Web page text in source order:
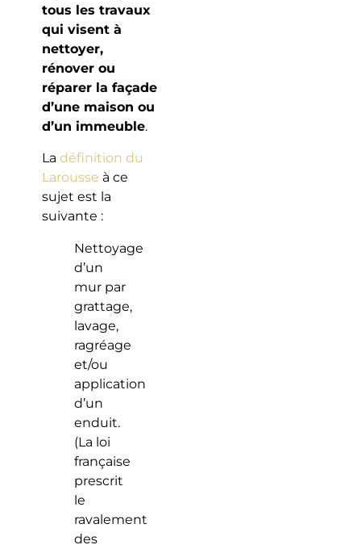
tous les travaux
qui visent à
nettoyer,
rénover ou
réparer la façade
d’une maison ou
d’un immeuble.
La définition du
Larousse à ce
sujet est la
suivante :
Nettoyage
d’un
mur par
grattage,
lavage,
ragréage
et/ou
application
d’un
enduit.
(La loi
française
prescrit
le
ravalement
des